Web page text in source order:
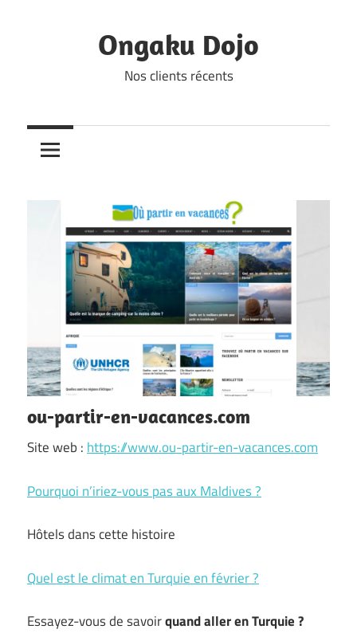
Ongaku Dojo
Nos clients récents
ou-partir-en-vacances.com
Site web : https://www.ou-partir-en-vacances.com
Pourquoi n’iriez-vous pas aux Maldives ?
Hôtels dans cette histoire
Quel est le climat en Turquie en février ?
Essayez-vous de savoirquand aller en Turquie ?